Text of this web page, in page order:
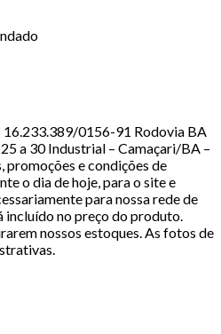
16.233.389/0156-91 Rodovia BA
a 30 Industrial – Camaçari/BA –
promoções e condições de
o dia de hoje, para o site e
para nossa rede de
incluído no preço do produto.
nossos estoques. As fotos de